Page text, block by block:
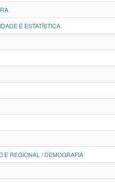
E ESTATÍSTICA
E REGIONAL / DEMOGRAFIA